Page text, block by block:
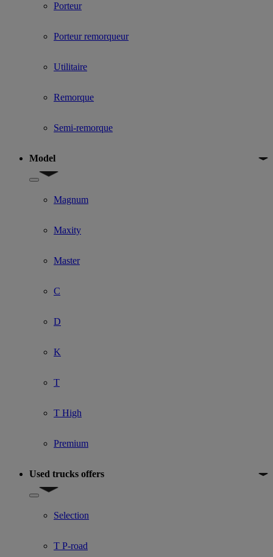
Porteur
Porteur remorqueur
Utilitaire
Remorque
Semi-remorque
Model
Show submenu for Model
Magnum
Maxity
Master
C
D
K
T
T High
Premium
Used trucks offers
Show submenu for Used trucks offers
Selection
T P-road